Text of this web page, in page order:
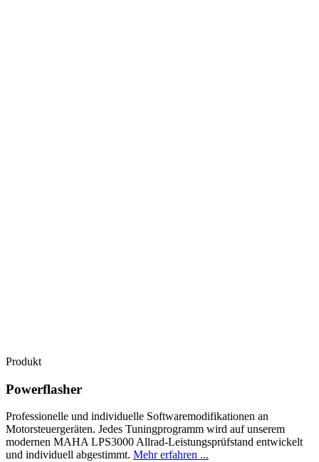
Produkt
Powerflasher
Professionelle und individuelle Softwaremodifikationen an
Motorsteuergeräten. Jedes Tuningprogramm wird auf unserem
modernen MAHA LPS3000 Allrad-Leistungsprüfstand entwickelt
und individuell abgestimmt. Mehr erfahren ...